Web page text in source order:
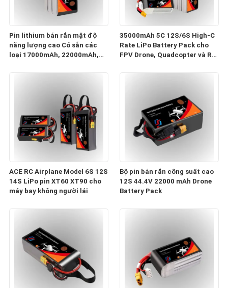
Pin lithium bán rắn mật độ
năng lượng cao Có sẵn các
loại 17000mAh, 22000mAh,
cấu hình 6S, 12S, 14S
35000mAh 5C 12S/6S High-C
Rate LiPo Battery Pack cho
FPV Drone, Quadcopter và RC
ACE RC Airplane Model 6S 12S
14S LiPo pin XT60 XT90 cho
máy bay không người lái
Bộ pin bán rắn công suất cao
12S 44.4V 22000 mAh Drone
Battery Pack